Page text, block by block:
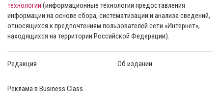
технологии (информационные технологии предоставления
информации на основе сбора, систематизации и анализа сведений,
относящихся к предпочтениям пользователей сети «Интернет»,
находящихся на территории Российской Федерации).
Редакция Об издании
Реклама в Business Class